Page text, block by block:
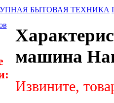
БЫТОВАЯ ТЕХНИКА
машина
Извините,